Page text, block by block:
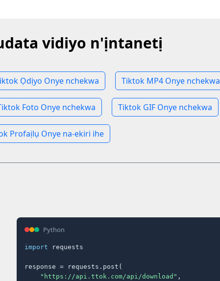
vidiyo n'ịntanetị
Ọdịyo Onye nchekwa Tiktok MP4 Onye nchekwa
Foto Onye nchekwa Tiktok GIF Onye nchekwa
Profaịlụ Onye na-ekiri ihe
Python
import requests
response = requests.post(
"https://api.ttok.com/api/download" ,